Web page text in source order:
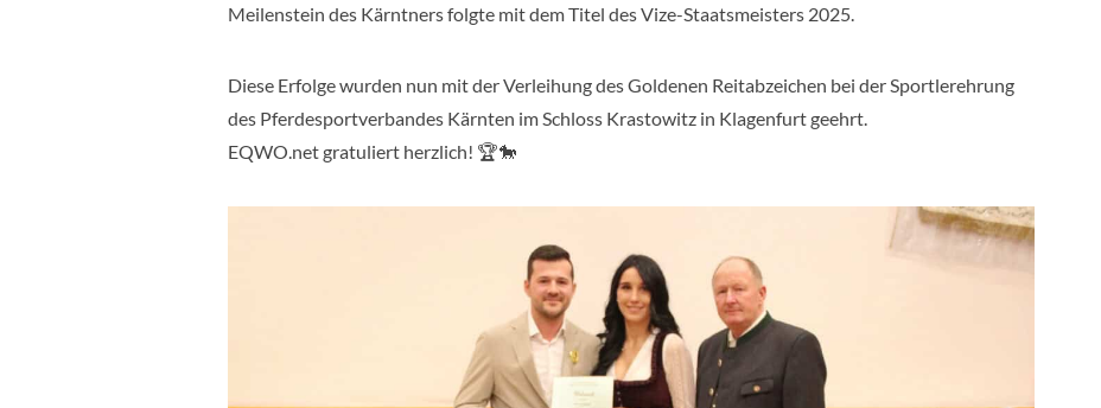
Meilenstein des Kärntners folgte mit dem Titel des Vize-Staatsmeisters 2025.
Diese Erfolge wurden nun mit der Verleihung des Goldenen Reitabzeichen bei der Sportlerehrung
des Pferdesportverbandes Kärnten im Schloss Krastowitz in Klagenfurt geehrt.
EQWO.net gratuliert herzlich! 🏆🐎